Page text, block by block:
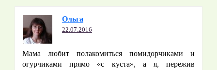
Ольга
22.07.2016
Мама любит полакомиться помидорчиками и
огурчиками прямо «с куста», а я, пережив